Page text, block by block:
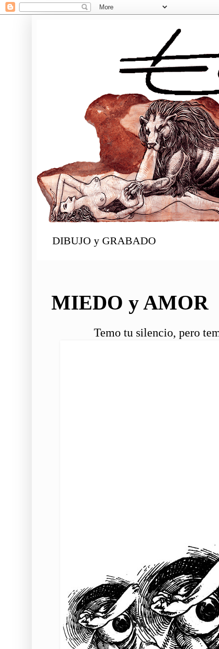
DIBUJO y GRABADO
MIEDO y AMOR
Temo tu silencio, pero